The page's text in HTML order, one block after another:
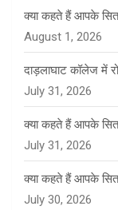
क्या कहते हैं आपके
August 1, 2026
दाड़लाघाट कॉलेज में
July 31, 2026
क्या कहते हैं आपके
July 31, 2026
क्या कहते हैं आपके
July 30, 2026